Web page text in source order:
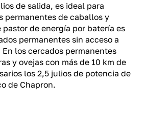
de salida, es ideal para
permanentes de caballos y
pastor de energía por batería es
permanentes sin acceso a
los cercados permanentes
y ovejas con más de 10 km de
los 2,5 julios de potencia de
de Chapron.